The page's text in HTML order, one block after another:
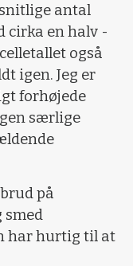
antal
cirka en halv -
også
igen. Jeg er
forhøjede
særlige
på
smed
har hurtig til at